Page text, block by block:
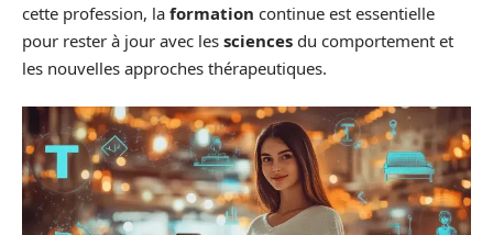
cette profession, la formation continue est essentielle
pour rester à jour avec les sciences du comportement et
les nouvelles approches thérapeutiques.